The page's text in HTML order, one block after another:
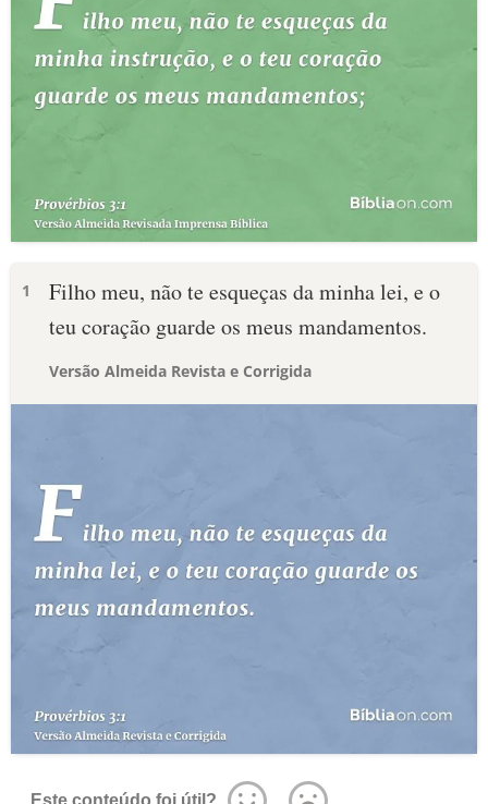
1
Filho meu, não te esqueças da minha lei, e o
teu coração guarde os meus mandamentos.
Versão Almeida Revista e Corrigida
Este conteúdo foi útil?